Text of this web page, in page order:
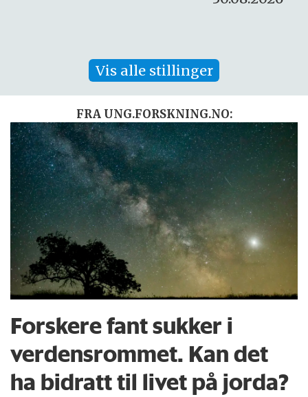
Vis alle stillinger
FRA UNG.FORSKNING.NO:
Forskere fant sukker i
verdensrommet. Kan det
ha bidratt til livet på jorda?